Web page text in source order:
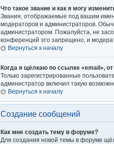
Что такое звание и как я могу
Звания, отображаемые под вашим
модераторов и администраторов.
администратором. Пожалуйста, не
конференций это запрещено, и
Вернуться к началу
Когда я щёлкаю по ссылке «email»,
Только зарегистрированные
администратор включил такую
Вернуться к началу
Создание сообщений
Как мне создать тему в форуме?
Для создания новой темы в форуме